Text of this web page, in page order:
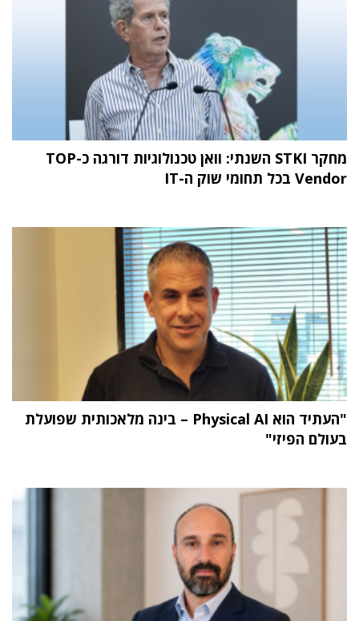
מחקר STKI השנתי: וואן טכנולוגיות דורגה כ-TOP
Vendor בכל תחומי שוק ה-IT
"העתיד הוא Physical AI – בינה מלאכותית שפועלת
בעולם הפיזי"